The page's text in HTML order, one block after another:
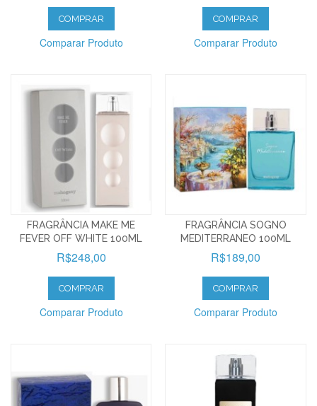
COMPRAR
Comparar Produto
COMPRAR
Comparar Produto
FRAGRÂNCIA MAKE ME
FEVER OFF WHITE 100ML
R$248,00
COMPRAR
Comparar Produto
FRAGRÂNCIA SOGNO
MEDITERRANEO 100ML
R$189,00
COMPRAR
Comparar Produto